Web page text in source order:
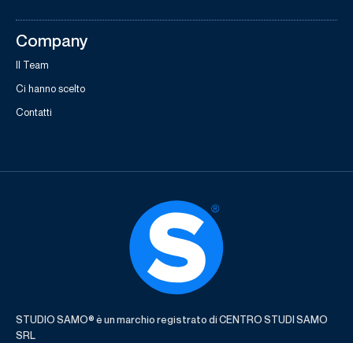
Company
Il Team
Ci hanno scelto
Contatti
STUDIO SAMO® è un marchio registrato di CENTRO STUDI SAMO
SRL